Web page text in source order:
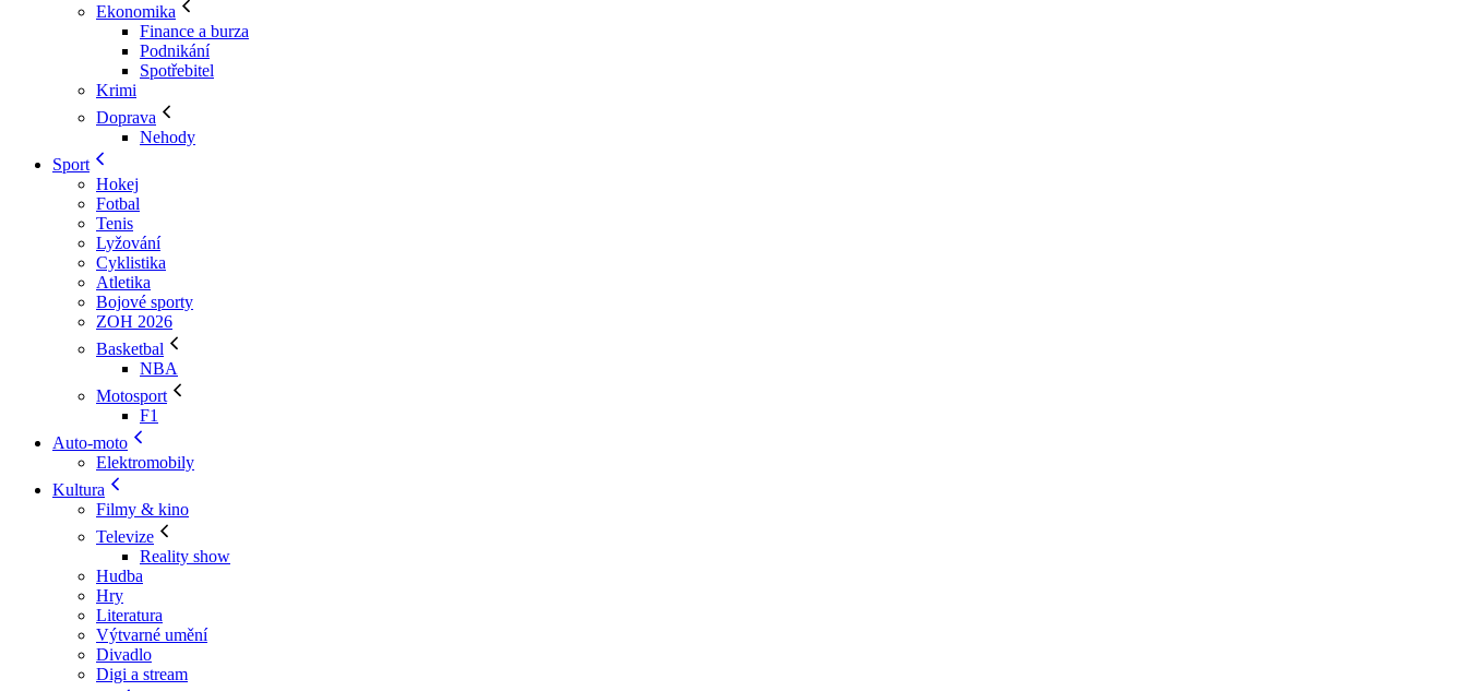
Ekonomika
Finance a burza
Podnikání
Spotřebitel
Krimi
Doprava
Nehody
Sport
Hokej
Fotbal
Tenis
Lyžování
Cyklistika
Atletika
Bojové sporty
ZOH 2026
Basketbal
NBA
Motosport
F1
Auto-moto
Elektromobily
Kultura
Filmy & kino
Televize
Reality show
Hudba
Hry
Literatura
Výtvarné umění
Divadlo
Digi a stream